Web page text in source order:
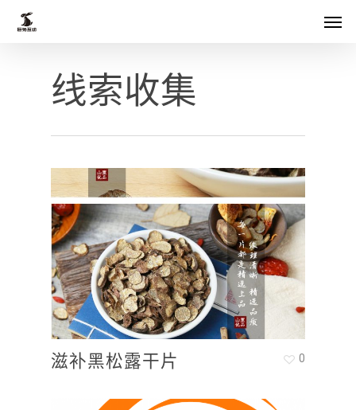
Skip
线索收集
滋补黑松露干片 0